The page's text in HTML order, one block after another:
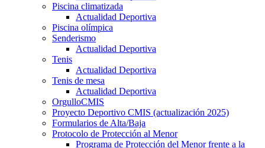
Piscina climatizada
Actualidad Deportiva
Piscina olímpica
Senderismo
Actualidad Deportiva
Tenis
Actualidad Deportiva
Tenis de mesa
Actualidad Deportiva
OrgulloCMIS
Proyecto Deportivo CMIS (actualización 2025)
Formularios de Alta/Baja
Protocolo de Protección al Menor
Programa de Protección del Menor frente a la